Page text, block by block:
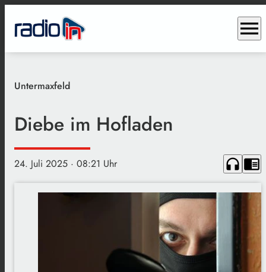
menu
Untermaxfeld
Diebe im Hofladen
24. Juli 2025 · 08:21 Uhr headphones chrome_reader_mode